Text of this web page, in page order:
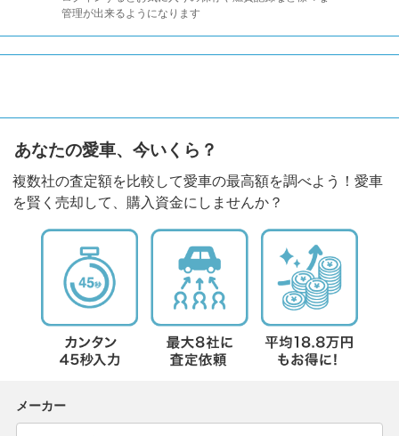
管理が出来るようになります
あなたの愛車、今いくら？
複数社の査定額を比較して愛車の最高額を調べよう！愛車
を賢く売却して、購入資金にしませんか？
メーカー